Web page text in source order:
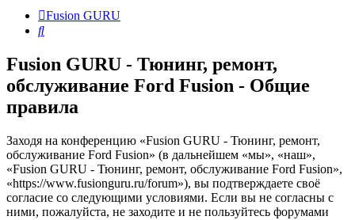
Fusion GURU
Поиск
Fusion GURU - Тюнинг, ремонт,
обслуживание Ford Fusion - Общие
правила
Заходя на конференцию «Fusion GURU - Тюнинг, ремонт,
обслуживание Ford Fusion» (в дальнейшем «мы», «наш»,
«Fusion GURU - Тюнинг, ремонт, обслуживание Ford Fusion»,
«https://www.fusionguru.ru/forum»), вы подтверждаете своё
согласие со следующими условиями. Если вы не согласны с
ними, пожалуйста, не заходите и не пользуйтесь форумами